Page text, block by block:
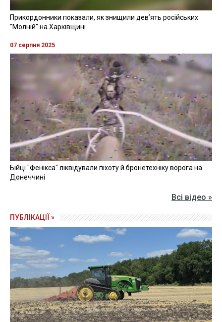
Прикордонники показали, як знищили девʼять російських
"Молній" на Харківщині
07 серпня 2025
Бійці "Фенікса" ліквідували піхоту й бронетехніку ворога на
Донеччині
Всі відео »
ПУБЛІКАЦІЇ »